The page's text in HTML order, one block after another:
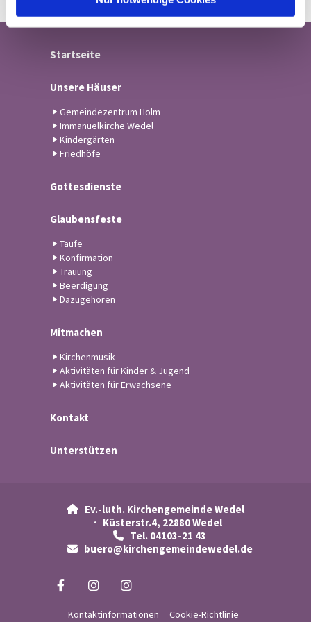
Startseite
Unsere Häuser
Gemeindezentrum Holm
Immanuelkirche Wedel
Kindergärten
Friedhöfe
Gottesdienste
Glaubensfeste
Taufe
Konfirmation
Trauung
Beerdigung
Dazugehören
Mitmachen
Kirchenmusik
Aktivitäten für Kinder & Jugend
Aktivitäten für Erwachsene
Kontakt
Unterstützen

Ev.-luth. Kirchengemeinde Wedel
· Küsterstr.4, 22880 Wedel
 Tel. 04103-21 43
buero@kirchengemeindewedel.de
Kontaktinformationen Cookie-Richtlinie